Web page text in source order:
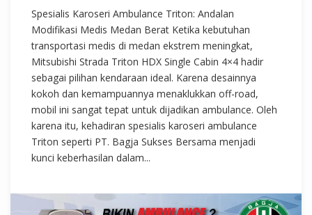
Spesialis Karoseri Ambulance Triton: Andalan
Modifikasi Medis Medan Berat Ketika kebutuhan
transportasi medis di medan ekstrem meningkat,
Mitsubishi Strada Triton HDX Single Cabin 4×4 hadir
sebagai pilihan kendaraan ideal. Karena desainnya
kokoh dan kemampuannya menaklukkan off-road,
mobil ini sangat tepat untuk dijadikan ambulance. Oleh
karena itu, kehadiran spesialis karoseri ambulance
Triton seperti PT. Bagja Sukses Bersama menjadi
kunci keberhasilan dalam...